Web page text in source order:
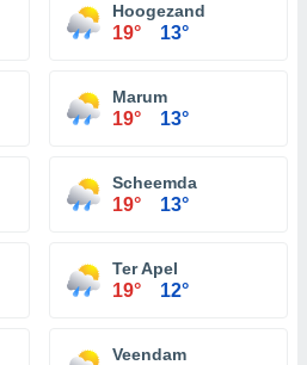
Hoogezand
19° 13°
Marum
19° 13°
Scheemda
19° 13°
Ter Apel
19° 12°
Veendam